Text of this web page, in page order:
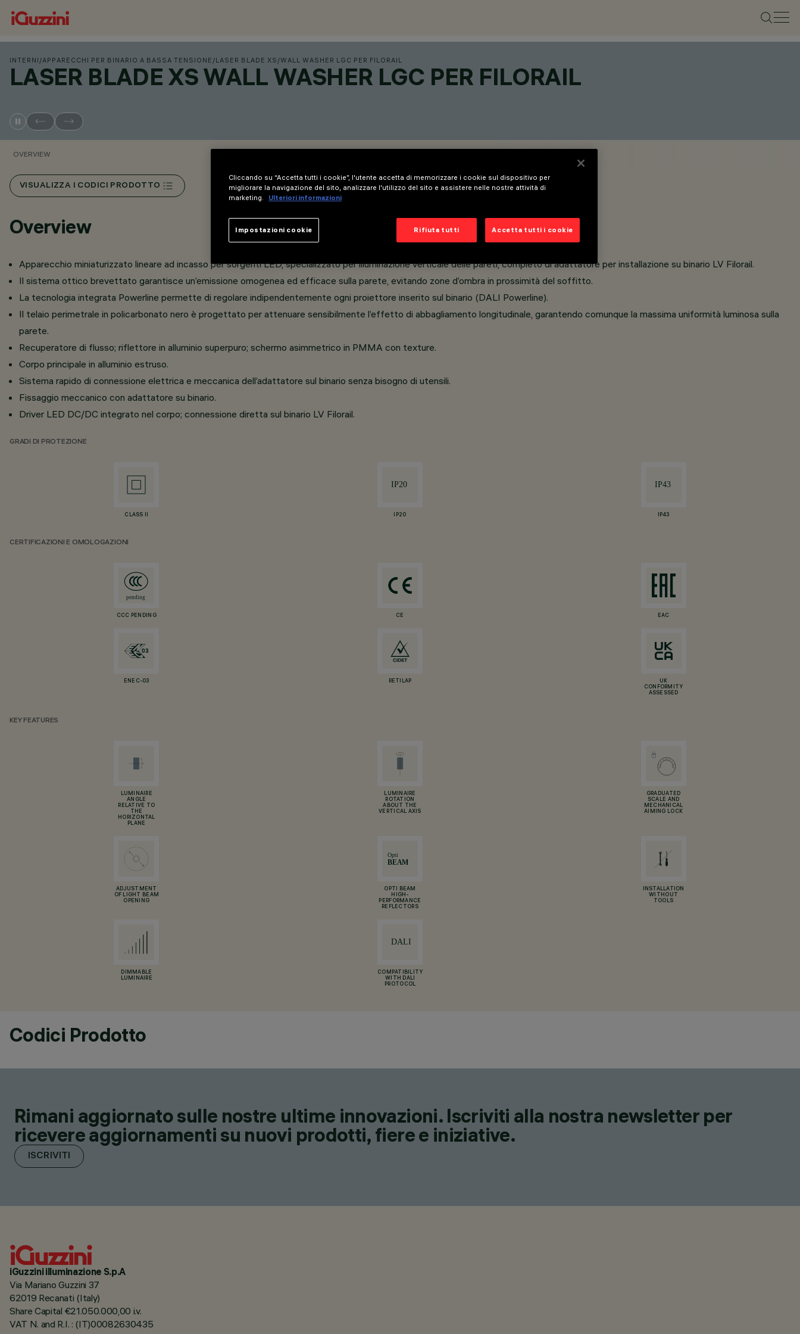
INTERNI /APPARECCHI PER BINARIO A BASSA TENSIONE /LASER BLADE XS /WALL WASHER LGC PER FILORAIL
LASER BLADE XS WALL WASHER LGC PER FILORAIL
OVERVIEW
VISUALIZZA I CODICI PRODOTTO
Overview
Apparecchio miniaturizzato lineare ad incasso per sorgenti LED, specializzato per illuminazione verticale delle pareti, completo di adattatore per installazione su binario LV Filorail.
Il sistema ottico brevettato garantisce un’emissione omogenea ed efficace sulla parete, evitando zone d’ombra in prossimità del soffitto.
La tecnologia integrata Powerline permette di regolare indipendentemente ogni proiettore inserito sul binario (DALI Powerline).
Il telaio perimetrale in policarbonato nero è progettato per attenuare sensibilmente l’effetto di abbagliamento longitudinale, garantendo comunque la massima uniformità luminosa sulla
parete.
Recuperatore di flusso; riflettore in alluminio superpuro; schermo asimmetrico in PMMA con texture.
Corpo principale in alluminio estruso.
Sistema rapido di connessione elettrica e meccanica dell’adattatore sul binario senza bisogno di utensili.
Fissaggio meccanico con adattatore su binario.
Driver LED DC/DC integrato nel corpo; connessione diretta sul binario LV Filorail.
GRADI DI PROTEZIONE
CLASS II IP20 IP43
CERTIFICAZIONI E OMOLOGAZIONI
CCC PENDING CE EAC
ENEC-03 RETILAP
UK
CONFORMITY
ASSESSED
KEY FEATURES
LUMINAIRE
ANGLE
RELATIVE TO
THE
HORIZONTAL
PLANE
LUMINAIRE
ROTATION
ABOUT THE
VERTICAL AXIS
GRADUATED
SCALE AND
MECHANICAL
AIMING LOCK
ADJUSTMENT
OF LIGHT BEAM
OPENING
OPTI BEAM
HIGH-
PERFORMANCE
REFLECTORS
INSTALLATION
WITHOUT
TOOLS
DIMMABLE
LUMINAIRE
COMPATIBILITY
WITH DALI
PROTOCOL
Codici Prodotto
Rimani aggiornato sulle nostre ultime innovazioni. Iscriviti alla nostra newsletter per
ricevere aggiornamenti su nuovi prodotti, fiere e iniziative.
ISCRIVITI
iGuzzini illuminazione S.p.A
Via Mariano Guzzini 37
62019 Recanati (Italy)
Share Capital €21.050.000,00 i.v.
VAT N. and R.I. : (IT)00082630435
Cliccando su “Accetta tutti i cookie”, l'utente accetta di memorizzare i cookie sul dispositivo per
migliorare la navigazione del sito, analizzare l'utilizzo del sito e assistere nelle nostre attività di
marketing.
Ulteriori informazioni
Rifiuta tutti Accetta tutti i cookie
Impostazioni cookie